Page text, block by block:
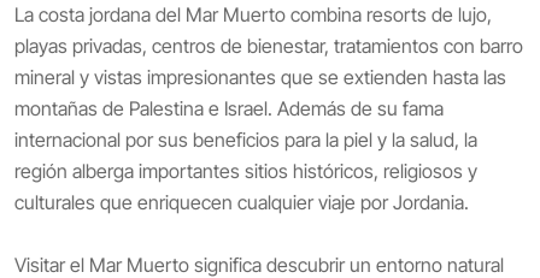
La costa jordana del Mar Muerto combina resorts de lujo,
playas privadas, centros de bienestar, tratamientos con barro
mineral y vistas impresionantes que se extienden hasta las
montañas de Palestina e Israel. Además de su fama
internacional por sus beneficios para la piel y la salud, la
región alberga importantes sitios históricos, religiosos y
culturales que enriquecen cualquier viaje por Jordania.
Visitar el Mar Muerto significa descubrir un entorno natural